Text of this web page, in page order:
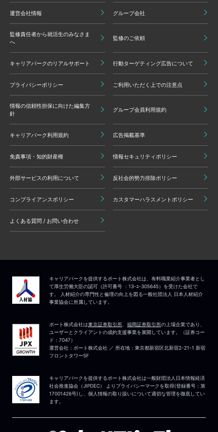
運営会社情報 グループ会社
監修責任者から就活生のみなさま
へ
監修のご依頼
キャリアパークのリアルサポート 行動ターゲティング広告について
プライバシーポリシー ご利用いただく上での注意点
情報の信頼性担保に向けた編集方
針
グループ会員利用規約
キャリアパーク利用規約 広告掲載基準
免責事項・知的財産権 情報セキュリティポリシー
外部サービスの利用について 反社会的勢力排除ポリシー
コンプライアンスポリシー カスタマーハラスメントポリシー
よくある質問 / お問い合わせ